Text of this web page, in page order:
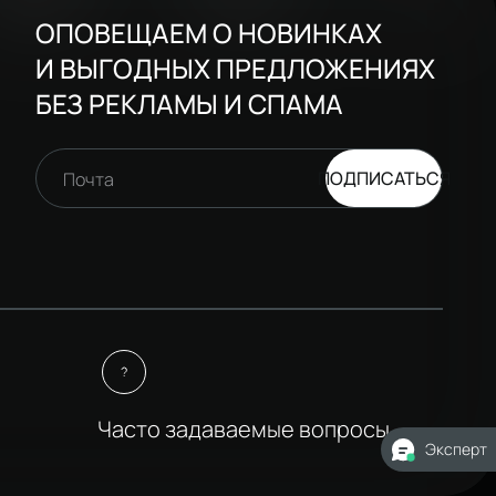
ОПОВЕЩАЕМ О НОВИНКАХ
И ВЫГОДНЫХ ПРЕДЛОЖЕНИЯХ
БЕЗ РЕКЛАМЫ И СПАМА
Почта ПОДПИСАТЬСЯ
Часто задаваемые вопросы